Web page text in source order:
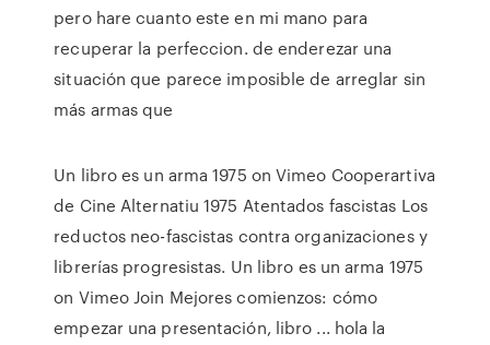
pero hare cuanto este en mi mano para
recuperar la perfeccion. de enderezar una
situación que parece imposible de arreglar sin
más armas que
Un libro es un arma 1975 on Vimeo Cooperartiva
de Cine Alternatiu 1975 Atentados fascistas Los
reductos neo-fascistas contra organizaciones y
librerías progresistas. Un libro es un arma 1975
on Vimeo Join Mejores comienzos: cómo
empezar una presentación, libro ... hola la